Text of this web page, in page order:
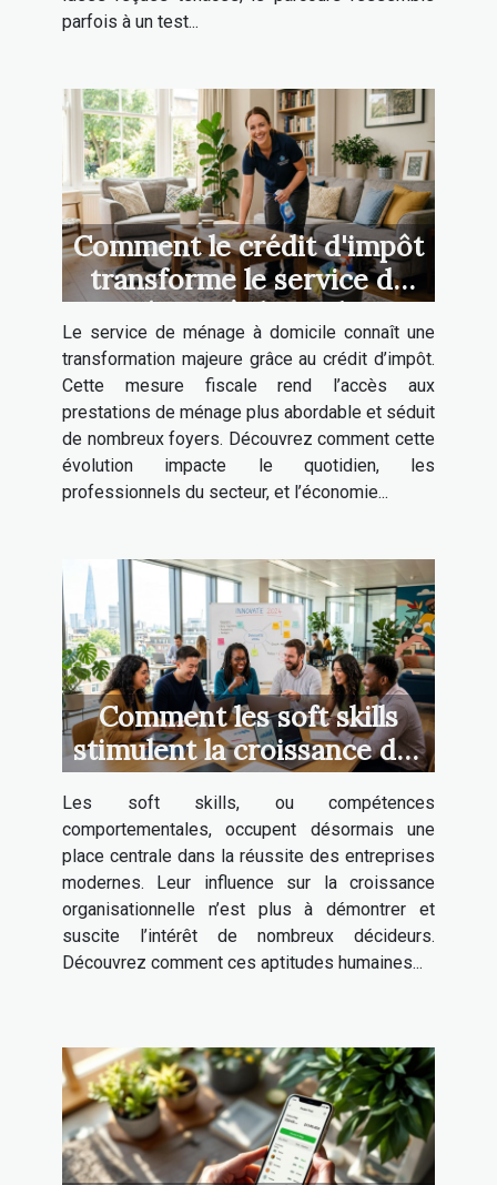
parfois à un test...
Comment le crédit d'impôt
transforme le service de
ménage à domicile ?
Le service de ménage à domicile connaît une
transformation majeure grâce au crédit d’impôt.
Cette mesure fiscale rend l’accès aux
prestations de ménage plus abordable et séduit
de nombreux foyers. Découvrez comment cette
évolution impacte le quotidien, les
professionnels du secteur, et l’économie...
Comment les soft skills
stimulent la croissance des
entreprises ?
Les soft skills, ou compétences
comportementales, occupent désormais une
place centrale dans la réussite des entreprises
modernes. Leur influence sur la croissance
organisationnelle n’est plus à démontrer et
suscite l’intérêt de nombreux décideurs.
Découvrez comment ces aptitudes humaines...